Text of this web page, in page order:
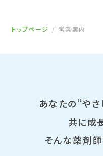
トップページ 営業案内
あなたの”やさ
共に成
そんな薬剤師